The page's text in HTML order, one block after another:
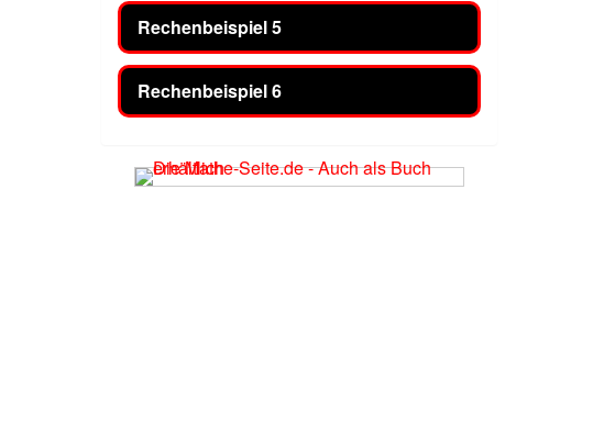
Rechenbeispiel 5
Rechenbeispiel 6